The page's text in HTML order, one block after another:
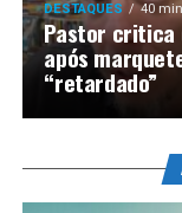
DESTAQUES 40
Pastor critica
após
“retardado”